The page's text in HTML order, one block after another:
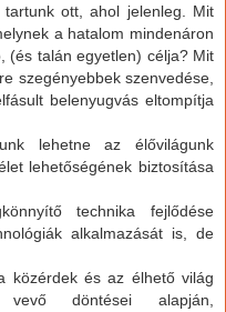
ott, ahol jelenleg. Mit
a hatalom mindenáron
(és talán egyetlen) célja? Mit
szegényebbek szenvedése,
belenyugvás eltompítja
lehetne az élővilágunk
lehetőségének biztosítása
technika fejlődése
alkalmazását is, de
közérdek és az élhető világ
vevő döntései alapján,